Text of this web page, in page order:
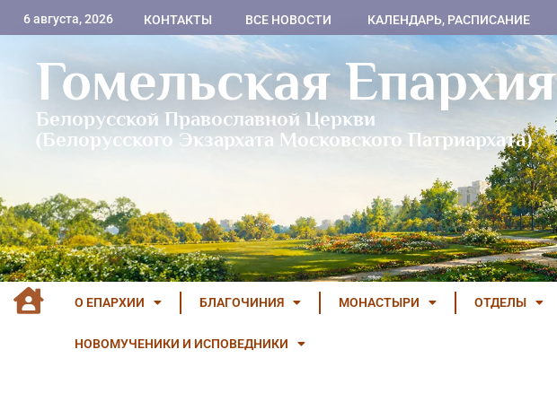
6 августа, 2026 КОНТАКТЫ ВСЕ НОВОСТИ КАЛЕНДАРЬ, РАСПИСАНИЕ
Гомельская Епархия
Белорусской Православной Церкви
(Белорусского Экзархата Московского Патриархата)
О ЕПАРХИИ БЛАГОЧИНИЯ МОНАСТЫРИ ОТДЕЛЫ
НОВОМУЧЕНИКИ И ИСПОВЕДНИКИ